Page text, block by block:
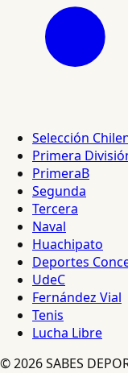
Selección
Primera
PrimeraB
Segunda
Tercera
Naval
Huachipato
Deportes
UdeC
Fernández Vial
Tenis
Lucha Libre
© 2026 SABES